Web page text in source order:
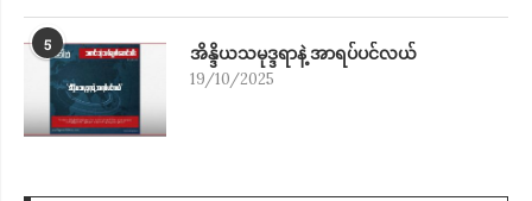
5 အိန္ဒိယသမုဒ္ဒရာနဲ့ အာရပ်ပင်လယ်
19/10/2025